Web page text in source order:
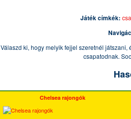
Játék címkék:
Válaszd ki, hogy melyik fejjel szeretnél
csapatodnak.
Chelsea rajongók